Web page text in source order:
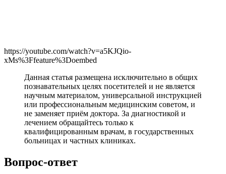
https://youtube.com/watch?v=a5KJQio-
xMs%3Ffeature%3Doembed
Данная статья размещена исключительно в общих
познавательных целях посетителей и не является
научным материалом, универсальной инструкцией
или профессиональным медицинским советом, и
не заменяет приём доктора. За диагностикой и
лечением обращайтесь только к
квалифицированным врачам, в государственных
больницах и частных клиниках.
Вопрос-ответ